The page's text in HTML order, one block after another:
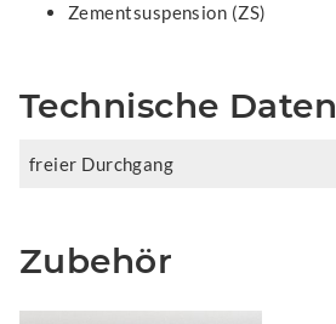
Zementsuspension (ZS)
Technische Daten
freier Durchgang
Zubehör